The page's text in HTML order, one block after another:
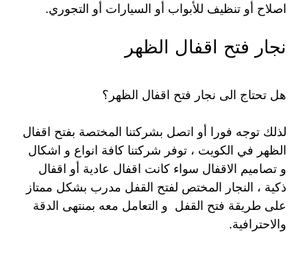
اصلاح أو تنظيف للأبواب أو السيارات أو التجوري.
نجار فتح اقفال الظهر
هل تحتاج الى نجار فتح اقفال الظهر؟
لذلك توجه فورا أو اتصل بشركتنا المختصة بفتح اقفال
الظهر في الكويت ، توفر شركتنا كافة انواع و اشكال
و تصاميم الاقفال سواء كانت اقفال عادية أو اقفال
ذكية ، النجار المختص لفتح القفل مدرب بشكل ممتاز
على طريقة فتح القفل و التعامل معه بمنتهى الدقة
والاحترافية.